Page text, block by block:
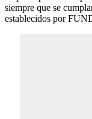
siempre que se
establecidos por